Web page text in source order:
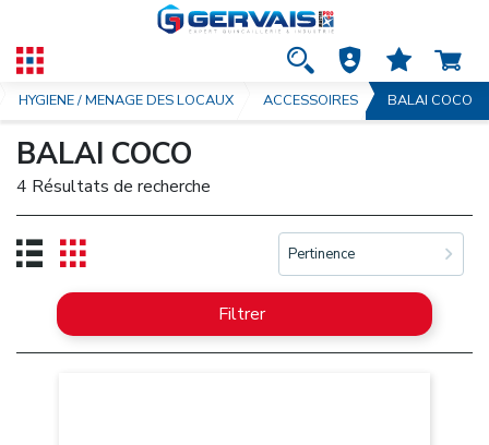
HYGIENE / MENAGE DES LOCAUX ACCESSOIRES BALAI COCO
BALAI COCO
4 Résultats de recherche
Pertinence
Filtrer